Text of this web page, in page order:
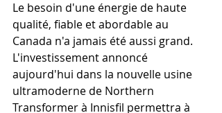
Le besoin d'une énergie de haute
qualité, fiable et abordable au
Canada n'a jamais été aussi grand.
L'investissement annoncé
aujourd'hui dans la nouvelle usine
ultramoderne de Northern
Transformer à Innisfil permettra à